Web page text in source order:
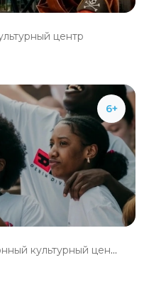
центр
6+
Инновационный культурный центр